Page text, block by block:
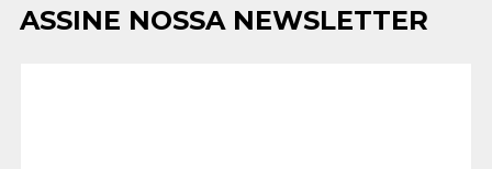
ASSINE NOSSA NEWSLETTER